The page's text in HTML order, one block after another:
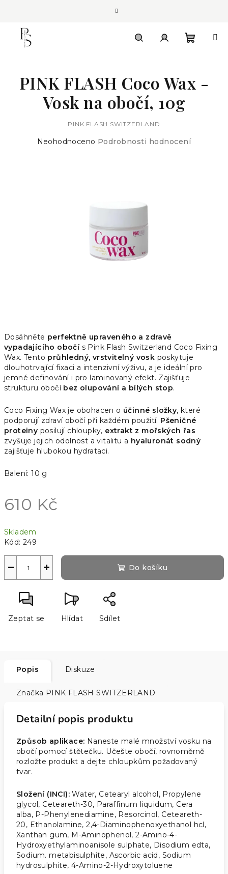
košík
Dosáhněte perfektně upraveného a zdravě
vypadajícího obočís Pink Flash Switzerland Coco Fixing
Wax. Tento průhledný, vrstvitelný vosk poskytuje
dlouhotrvající fixaci a intenzivní výživu, a je ideální pro
jemné definování i pro laminovaný efekt. Zajišťuje
strukturu obočí bez olupování a bílých stop.
Coco Fixing Wax je obohacen o účinné složky, které
podporují zdraví obočí při každém použití. Pšeničné
proteiny posilují chloupky, extrakt z mořských řas
zvyšuje jejich odolnost a vitalitu a hyaluronát sodný
zajišťuje hlubokou hydrataci.
Balení: 10 g
610 Kč
cena:
Skladem
Kód: 249
+
− Do košíku
Zeptat se Hlídat Sdílet
PINK FLASH Coco Wax -
Vosk na obočí, 10g
PINK FLASH SWITZERLAND
Průměrné
Neohodnoceno Podrobnosti hodnocení
Popis Diskuze
Značka PINK FLASH SWITZERLAND
Detailní popis produktu
Způsob aplikace: Naneste malé množství vosku na
obočí pomocí štětečku. Učešte obočí, rovnoměrně
rozložte produkt a dejte chloupkům požadovaný
tvar.
Složení (INCI): Water, Cetearyl alcohol, Propylene
glycol, Ceteareth-30, Paraffinum liquidum, Cera
alba, P-Phenylenediamine, Resorcinol, Ceteareth-
20, Ethanolamine, 2,4-Diaminophenoxyethanol hcl,
Xanthan gum, M-Aminophenol, 2-Amino-4-
Hydroxyethylaminoanisole sulphate, Disodium edta,
Sodium. metabisulphite, Ascorbic acid, Sodium
hydrosulphite, 4-Amino-2-Hydroxytoluene